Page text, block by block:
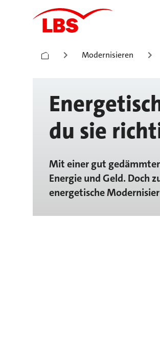
Modernisieren
du sie
Mit einer gut
Energie und Geld. Doch
energetische